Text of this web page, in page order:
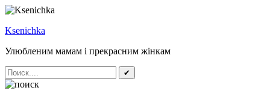
Ksenichka
Улюбленим мамам і прекрасним жінкам
✔